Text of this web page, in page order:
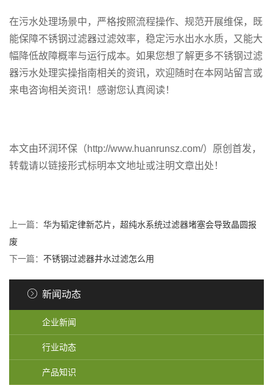
在污水处理场景中，严格按照流程操作、规范开展维保，既
能保障不锈钢过滤器过滤效率，稳定污水出水水质，又能大
幅降低故障概率与运行成本。如果您想了解更多不锈钢过滤
器污水处理实操指南相关的资讯，欢迎随时在本网站留言或
来电咨询相关资讯！感谢您认真阅读！
本文由环润环保（http://www.huanrunsz.com/）原创首发，
转载请以链接形式标明本文地址或注明文章出处！
上一篇： 华为韬定律新芯片，超纯水系统过滤器堵塞会导致晶圆报
废
下一篇： 不锈钢过滤器井水过滤怎么用
新闻动态
企业新闻
行业动态
产品知识